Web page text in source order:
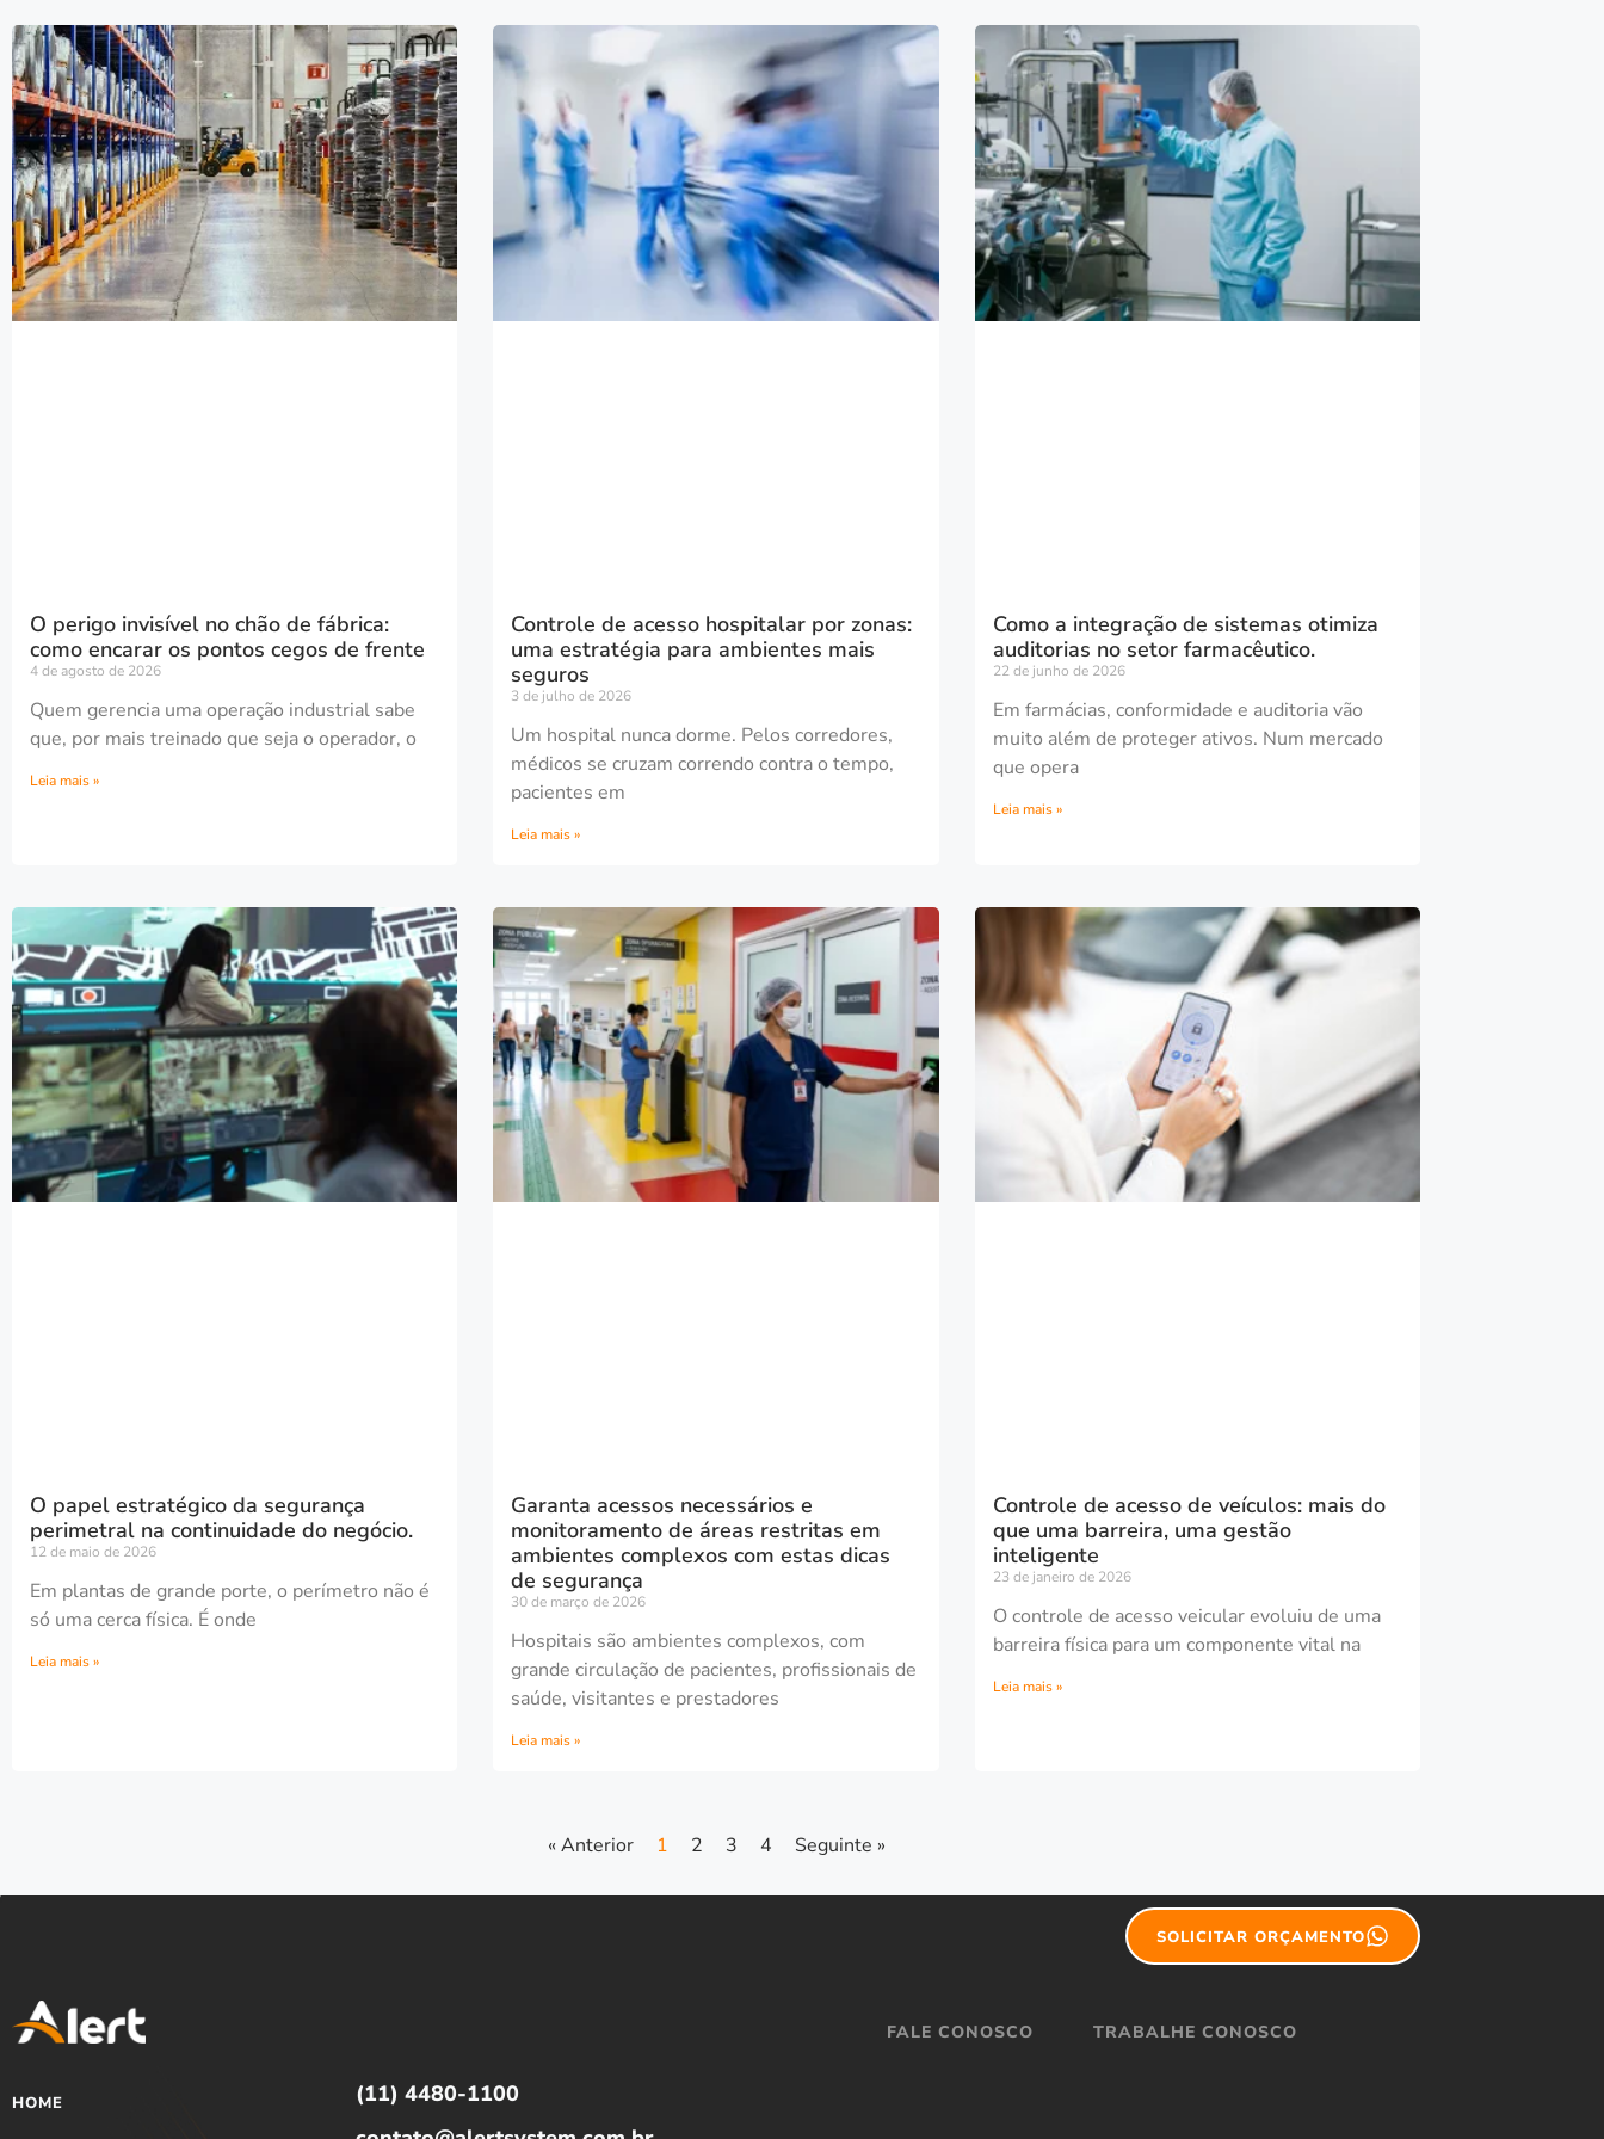
O perigo invisível no chão de fábrica:
como encarar os pontos cegos de frente
4 de agosto de 2026
Quem gerencia uma operação industrial sabe
que, por mais treinado que seja o operador, o
Leia mais »
Controle de acesso hospitalar por zonas:
uma estratégia para ambientes mais
seguros
3 de julho de 2026
Um hospital nunca dorme. Pelos corredores,
médicos se cruzam correndo contra o tempo,
pacientes em
Leia mais »
Como a integração de sistemas otimiza
auditorias no setor farmacêutico.
22 de junho de 2026
Em farmácias, conformidade e auditoria vão
muito além de proteger ativos. Num mercado
que opera
Leia mais »
O papel estratégico da segurança
perimetral na continuidade do negócio.
12 de maio de 2026
Em plantas de grande porte, o perímetro não é
só uma cerca física. É onde
Leia mais »
Garanta acessos necessários e
monitoramento de áreas restritas em
ambientes complexos com estas dicas
de segurança
30 de março de 2026
Hospitais são ambientes complexos, com
grande circulação de pacientes, profissionais de
saúde, visitantes e prestadores
Leia mais »
Controle de acesso de veículos: mais do
que uma barreira, uma gestão
inteligente
23 de janeiro de 2026
O controle de acesso veicular evoluiu de uma
barreira física para um componente vital na
Leia mais »
« Anterior 1 2 3 4 Seguinte »
SOLICITAR ORÇAMENTO
HOME
(11) 4480-1100
FALE CONOSCO TRABALHE CONOSCO